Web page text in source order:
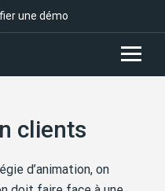
une démo
clients
d’animation, on